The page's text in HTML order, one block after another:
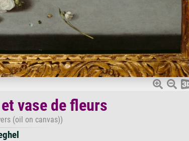
vase de fleurs
(oil on canvas))